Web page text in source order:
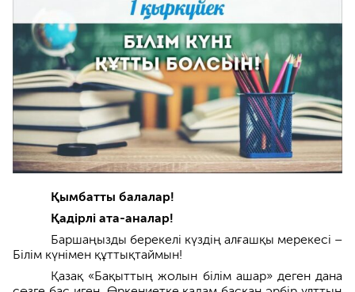
Қымбатты балалар!
Қадірлі ата-аналар!
Баршаңызды берекелі күздің алғашқы мерекесі –
Білім күнімен құттықтаймын!
Қазақ «Бақыттың жолын білім ашар» деген дана